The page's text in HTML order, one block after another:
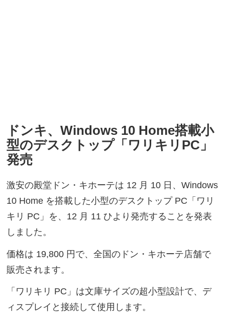
ドンキ、Windows 10 Home搭載小
型のデスクトップ「ワリキリPC」
発売
激安の殿堂ドン・キホーテは 12 月 10 日、Windows
10 Home を搭載した小型のデスクトップ PC「ワリ
キリ PC」を、12 月 11 ひより発売することを発表
しました。
価格は 19,800 円で、全国のドン・キホーテ店舗で
販売されます。
「ワリキリ PC」は文庫サイズの超小型設計で、デ
ィスプレイと接続して使用します。